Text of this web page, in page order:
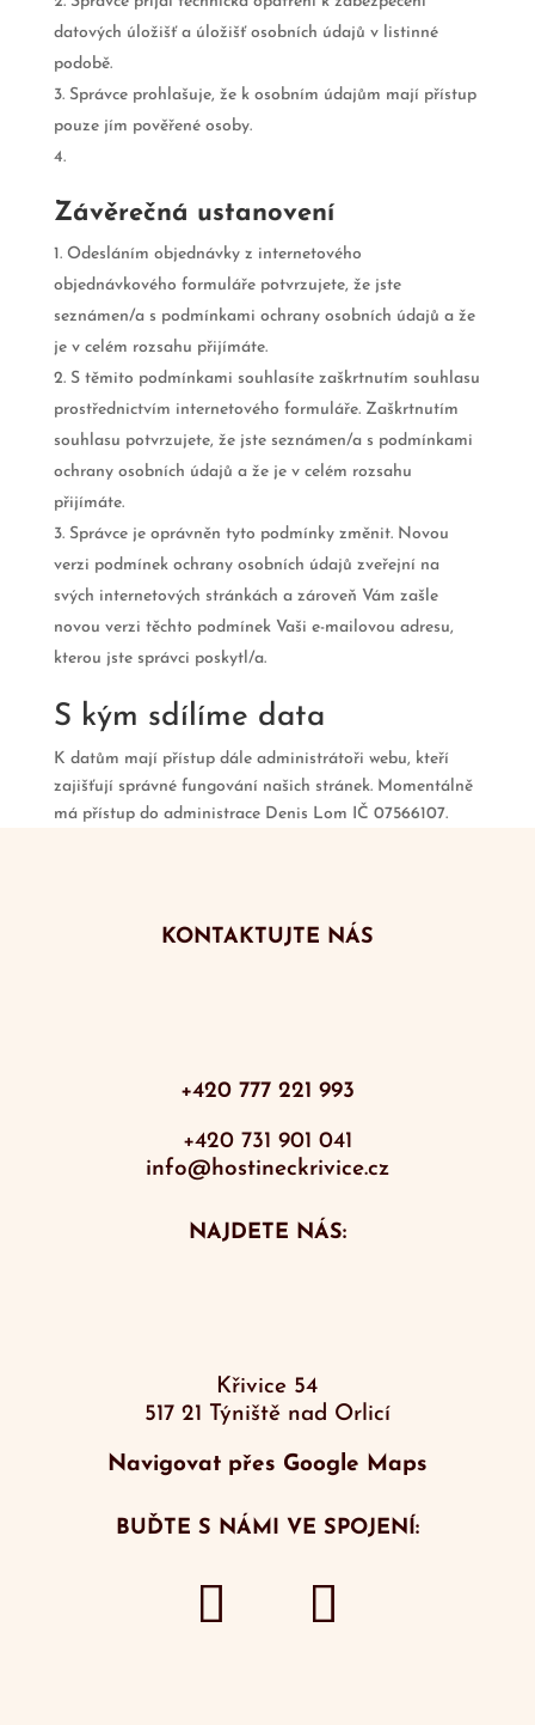
datových úložišť a úložišť osobních údajů v listinné
podobě.
Správce prohlašuje, že k osobním údajům mají přístup
pouze jím pověřené osoby.
Závěrečná ustanovení
Odesláním objednávky z internetového
objednávkového formuláře potvrzujete, že jste
seznámen/a s podmínkami ochrany osobních údajů a že
je v celém rozsahu přijímáte.
S těmito podmínkami souhlasíte zaškrtnutím souhlasu
prostřednictvím internetového formuláře. Zaškrtnutím
souhlasu potvrzujete, že jste seznámen/a s podmínkami
ochrany osobních údajů a že je v celém rozsahu
přijímáte.
Správce je oprávněn tyto podmínky změnit. Novou
verzi podmínek ochrany osobních údajů zveřejní na
svých internetových stránkách a zároveň Vám zašle
novou verzi těchto podmínek Vaši e-mailovou adresu,
kterou jste správci poskytl/a.
S kým sdílíme data
K datům mají přístup dále administrátoři webu, kteří
zajišťují správné fungování našich stránek. Momentálně
má přístup do administrace Denis Lom IČ 07566107.
KONTAKTUJTE NÁS
+420 777 221 993
+420 731 901 041
info@hostineckrivice.cz
NAJDETE NÁS:
Křivice 54
517 21 Týniště nad Orlicí
Navigovat přes Google Maps
BUĎTE S NÁMI VE SPOJENÍ: